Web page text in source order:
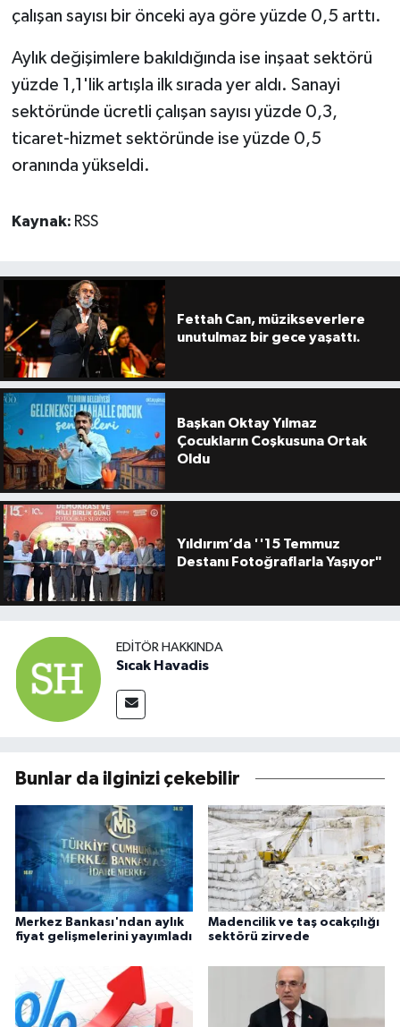
çalışan sayısı bir önceki aya göre yüzde 0,5 arttı.
Aylık değişimlere bakıldığında ise inşaat sektörü
yüzde 1,1'lik artışla ilk sırada yer aldı. Sanayi
sektöründe ücretli çalışan sayısı yüzde 0,3,
ticaret-hizmet sektöründe ise yüzde 0,5
oranında yükseldi.
Kaynak: RSS
Fettah Can, müzikseverlere
unutulmaz bir gece yaşattı.
Başkan Oktay Yılmaz
Çocukların Coşkusuna Ortak
Oldu
Yıldırım’da ''15 Temmuz
Destanı Fotoğraflarla Yaşıyor"
EDITÖR HAKKINDA
Sıcak Havadis
Bunlar da ilginizi çekebilir
Merkez Bankası'ndan aylık
fiyat gelişmelerini yayımladı
Madencilik ve taş ocakçılığı
sektörü zirvede